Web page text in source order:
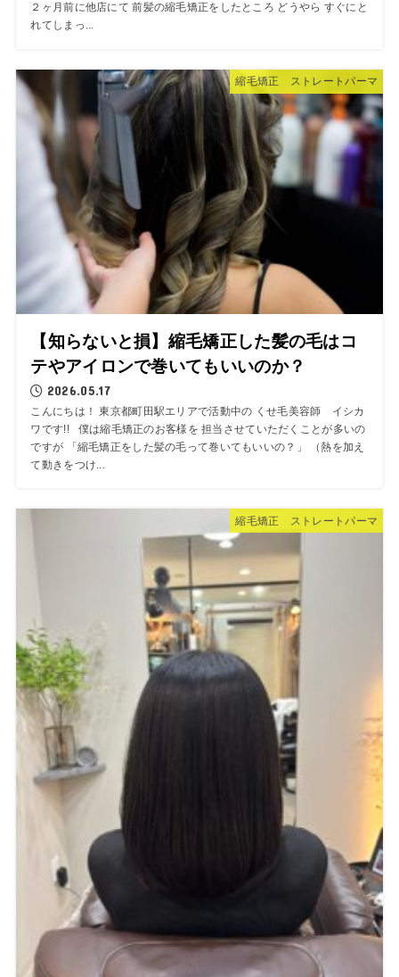
２ヶ月前に他店にて 前髪の縮毛矯正をしたところ どうやら すぐにと
れてしまっ...
縮毛矯正 ストレートパーマ
【知らないと損】縮毛矯正した髪の毛はコ
テやアイロンで巻いてもいいのか？
2026.05.17
こんにちは！ 東京都町田駅エリアで活動中の くせ毛美容師 イシカ
ワです!! 僕は縮毛矯正のお客様を 担当させていただくことが多いの
ですが 「縮毛矯正をした髪の毛って巻いてもいいの？」 （熱を加え
て動きをつけ...
縮毛矯正 ストレートパーマ